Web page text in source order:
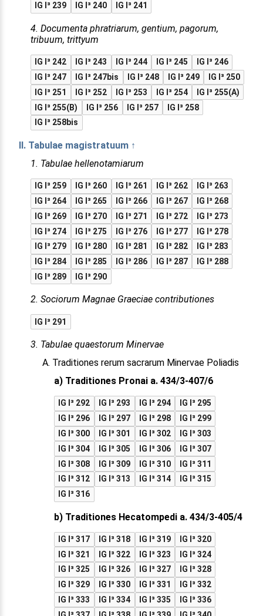
IG I³ 239
IG I³ 240 IG I³ 241
4. Documenta phratriarum, gentium, pagorum,
tribuum, trittyum
IG I³ 242 IG I³ 243 IG I³ 244 IG I³ 245
IG I³ 246
IG I³ 247
IG I³ 247bis IG I³ 248 IG I³ 249
IG I³ 250
IG I³ 251
IG I³ 252 IG I³ 253 IG I³ 254
IG I³ 255(A)
IG I³ 255(B)
IG I³ 256 IG I³ 257
IG I³ 258
IG I³ 258bis
II. Tabulae magistratuum ↑
1. Tabulae hellenotamiarum
IG I³ 259 IG I³ 260 IG I³ 261 IG I³ 262
IG I³ 263
IG I³ 264
IG I³ 265 IG I³ 266 IG I³ 267
IG I³ 268
IG I³ 269
IG I³ 270 IG I³ 271 IG I³ 272
IG I³ 273
IG I³ 274
IG I³ 275 IG I³ 276 IG I³ 277
IG I³ 278
IG I³ 279
IG I³ 280 IG I³ 281 IG I³ 282
IG I³ 283
IG I³ 284
IG I³ 285 IG I³ 286 IG I³ 287
IG I³ 288
IG I³ 289
IG I³ 290
2. Sociorum Magnae Graeciae contributiones
IG I³ 291
3. Tabulae quaestorum Minervae
A. Traditiones rerum sacrarum Minervae Poliadis
a) Traditiones Pronai a. 434/3-407/6
IG I³ 292 IG I³ 293 IG I³ 294
IG I³ 295
IG I³ 296
IG I³ 297 IG I³ 298
IG I³ 299
IG I³ 300
IG I³ 301 IG I³ 302
IG I³ 303
IG I³ 304
IG I³ 305 IG I³ 306
IG I³ 307
IG I³ 308
IG I³ 309 IG I³ 310
IG I³ 311
IG I³ 312
IG I³ 313 IG I³ 314
IG I³ 315
IG I³ 316
b) Traditiones Hecatompedi a. 434/3-405/4
IG I³ 317 IG I³ 318 IG I³ 319
IG I³ 320
IG I³ 321
IG I³ 322 IG I³ 323
IG I³ 324
IG I³ 325
IG I³ 326 IG I³ 327
IG I³ 328
IG I³ 329
IG I³ 330 IG I³ 331
IG I³ 332
IG I³ 333
IG I³ 334 IG I³ 335
IG I³ 336